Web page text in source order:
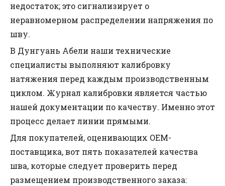
недостаток; это сигнализирует о
неравномерном распределении напряжения по
шву.
В Дунгуань Абели наши технические
специалисты выполняют калибровку
натяжения перед каждым производственным
циклом. Журнал калибровки является частью
нашей документации по качеству. Именно этот
процесс делает линии прямыми.
Для покупателей, оценивающих OEM-
поставщика, вот пять показателей качества
шва, которые следует проверить перед
размещением производственного заказа: